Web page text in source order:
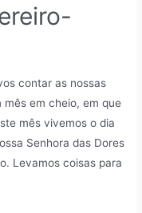
contar as nossas
mês em cheio, em que
mês vivemos o dia
Senhora das Dores
Levamos coisas para